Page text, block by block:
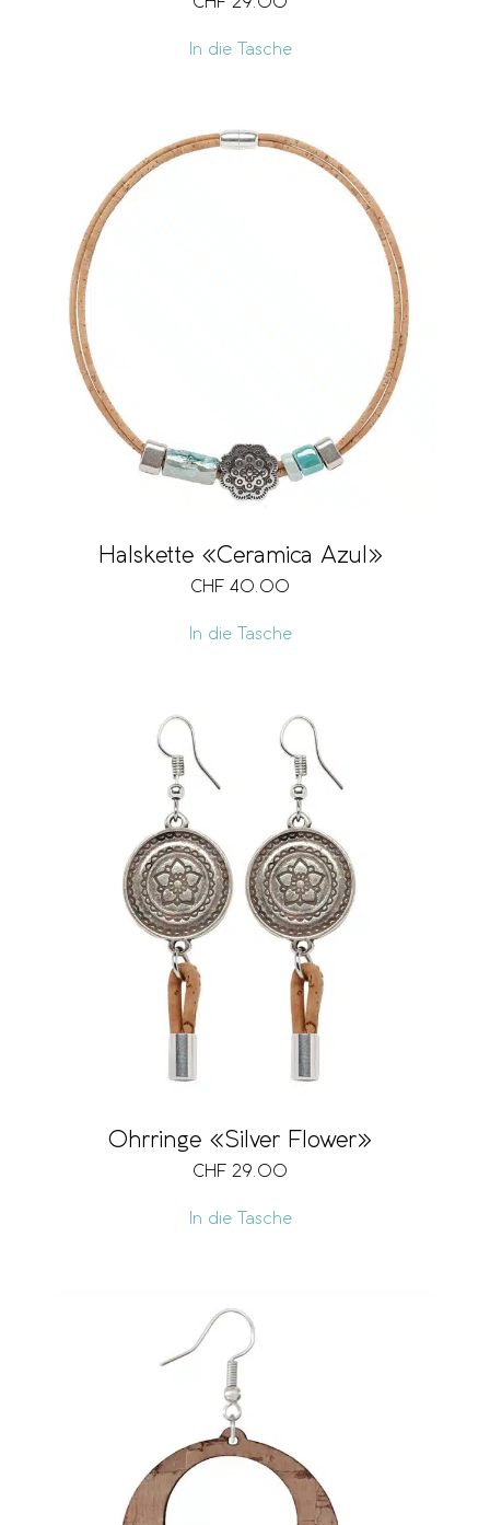
In die Tasche
Halskette «Ceramica Azul»
CHF 40.00
In die Tasche
Ohrringe «Silver Flower»
CHF 29.00
In die Tasche